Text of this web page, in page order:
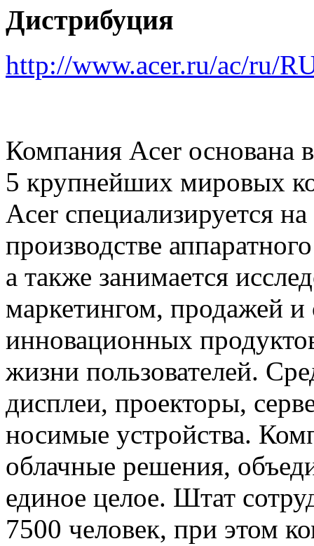
Дистрибуция
http://www.acer.ru/ac/ru/
Компания Acer основана
5 крупнейших мировых
Acer специализируется
производстве
а также занимается
маркетингом, продажей
инновационных
жизни пользователей.
дисплеи, проекторы,
носимые устройства.
облачные решения,
единое целое. Штат
7500 человек, при этом